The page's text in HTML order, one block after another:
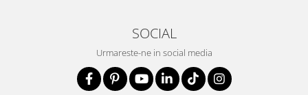
SOCIAL
Urmareste-ne in social media